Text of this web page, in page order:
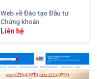
Web về Đào tạo Đầu tư
Chứng khoán
Liên hệ